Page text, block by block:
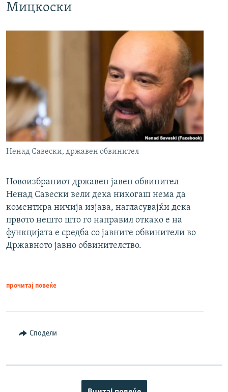
Мицкоски
Ненад Савески, државен обвинител
Новоизбраниот државен јавен обвинител
Ненад Савески вели дека никогаш нема да
коментира ничија изјава, нагласувајќи дека
првото нешто што го направил откако е на
функцијата е средба со јавните обвинители во
Државното јавно обвинителство.
прочитај повеќе
Сподели